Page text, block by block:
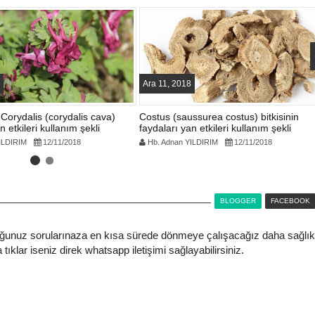
Corydalis (corydalis cava)
etkileri kullanım şekli
12/11/2018
Ara 11, 2018
Costus (saussurea costus) bitkisinin
faydaları yan etkileri kullanım şekli
Hb. Adnan YILDIRIM 12/11/2018
BLOGGER FACEBOOK
sorularınaza en kısa sürede dönmeye çalışacağız daha
iseniz direk whatsapp iletişimi sağlayabilirsiniz.
İsmail Göçer Ve
Türkşardan Harika
Tarifler
Yönetim kurulu üyelerimiz
geçişleri için çay karışımı
kuvvetlendiriciler
bulaşan hastılaklara
Özel bir antibakteriyel
kontv hanımeli prgramı
Kon TV Hanımeli Programı
bitkiler Teknikeri Dilek Akkuş
İsmail Göçer BAZI KONU
BAŞLIKLARI Aromatik bitki